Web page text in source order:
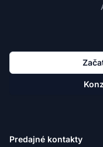
Predajné kontakty